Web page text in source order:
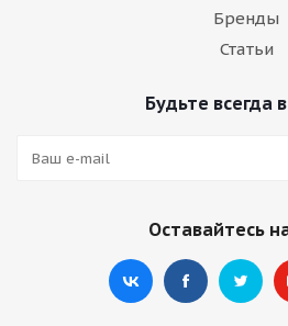
Бренды
Статьи
Будьте всегда
Оставайтесь